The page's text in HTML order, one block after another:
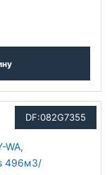
DF:082G7355